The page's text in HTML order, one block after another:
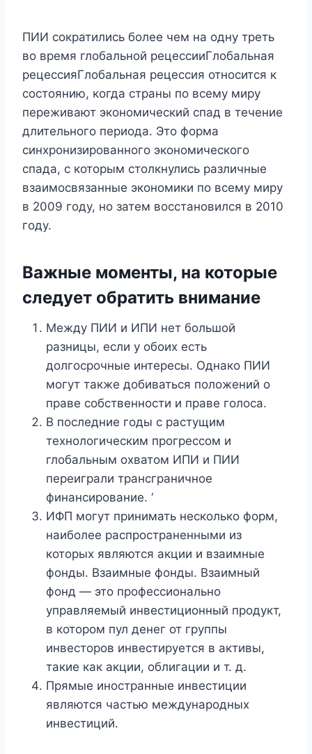
ПИИ сократились более чем на одну треть
во время глобальной рецессииГлобальная
рецессияГлобальная рецессия относится к
состоянию, когда страны по всему миру
переживают экономический спад в течение
длительного периода. Это форма
синхронизированного экономического
спада, с которым столкнулись различные
взаимосвязанные экономики по всему миру
в 2009 году, но затем восстановился в 2010
году.
Важные моменты, на которые
следует обратить внимание
Между ПИИ и ИПИ нет большой
разницы, если у обоих есть
долгосрочные интересы. Однако ПИИ
могут также добиваться положений о
праве собственности и праве голоса.
В последние годы с растущим
технологическим прогрессом и
глобальным охватом ИПИ и ПИИ
переиграли трансграничное
финансирование. ‘
ИФП могут принимать несколько форм,
наиболее распространенными из
которых являются акции и взаимные
фонды. Взаимные фонды. Взаимный
фонд — это профессионально
управляемый инвестиционный продукт,
в котором пул денег от группы
инвесторов инвестируется в активы,
такие как акции, облигации и т. д.
Прямые иностранные инвестиции
являются частью международных
инвестиций.